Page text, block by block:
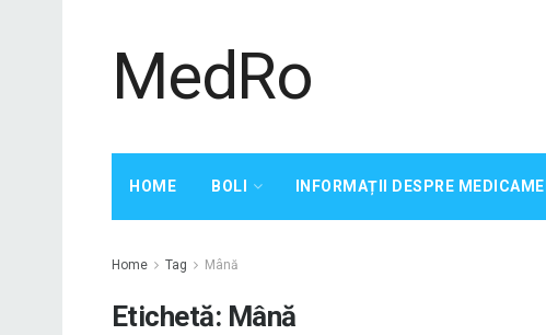
MedRo
HOME BOLI INFORMAȚII DESPRE
Home Tag Mână
Etichetă: Mână